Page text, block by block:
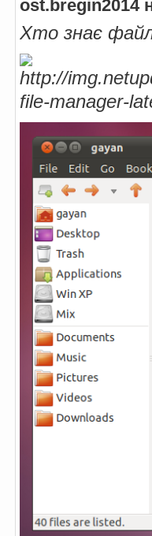
ost.bregin2014
Хто знає